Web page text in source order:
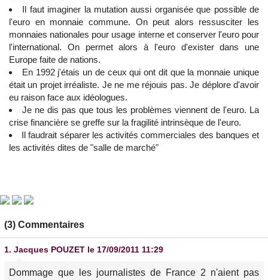
Il faut imaginer la mutation aussi organisée que possible de
l'euro en monnaie commune. On peut alors ressusciter les
monnaies nationales pour usage interne et conserver l'euro pour
l'international. On permet alors à l'euro d'exister dans une
Europe faite de nations.
En 1992 j'étais un de ceux qui ont dit que la monnaie unique
était un projet irréaliste. Je ne me réjouis pas. Je déplore d'avoir
eu raison face aux idéologues.
Je ne dis pas que tous les problèmes viennent de l'euro. La
crise financière se greffe sur la fragilité intrinsèque de l'euro.
Il faudrait séparer les activités commerciales des banques et
les activités dites de "salle de marché"
(3) Commentaires
1. Jacques POUZET le 17/09/2011 11:29
Dommage que les journalistes de France 2 n'aient pas